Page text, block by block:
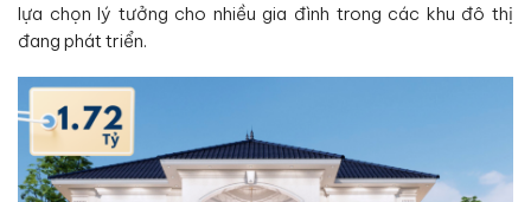
lựa chọn lý tưởng cho nhiều gia đình trong các khu đô thị
đang phát triển.